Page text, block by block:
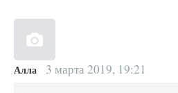
Алла 3 марта 2019, 19:21